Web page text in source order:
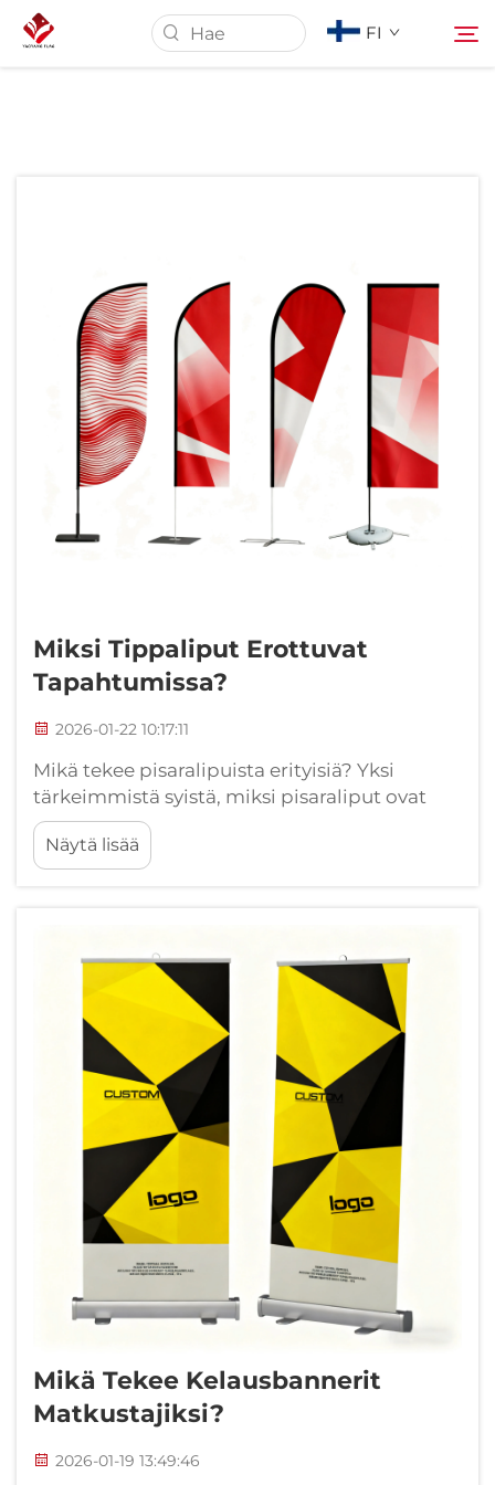
FI
Palvelut
Uutiset
Ota Yhteyttä
Miksi Tippaliput Erottuvat
Tapahtumissa?
2026-01-22 10:17:11
Mikä tekee pisaralipuista erityisiä? Yksi
tärkeimmistä syistä, miksi pisaraliput ovat
niin erityisiä, on positiivinen huomio, jonka ne
voivat herättää. Samoin kuin näitä lippuja
käytetään yritysten näkyvyyden lisäämiseen
Näytä lisää
Mikä Tekee Kelausbannerit
Matkustajiksi?
2026-01-19 13:49:46